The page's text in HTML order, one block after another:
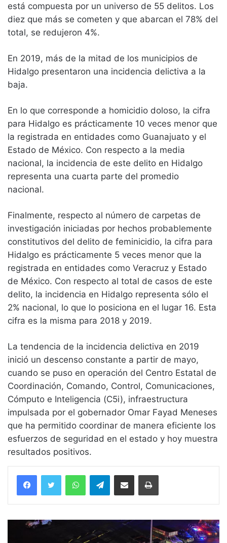
está compuesta por un universo de 55 delitos. Los
diez que más se cometen y que abarcan el 78% del
total, se redujeron 4%.
En 2019, más de la mitad de los municipios de
Hidalgo presentaron una incidencia delictiva a la
baja.
En lo que corresponde a homicidio doloso, la cifra
para Hidalgo es prácticamente 10 veces menor que
la registrada en entidades como Guanajuato y el
Estado de México. Con respecto a la media
nacional, la incidencia de este delito en Hidalgo
representa una cuarta parte del promedio
nacional.
Finalmente, respecto al número de carpetas de
investigación iniciadas por hechos probablemente
constitutivos del delito de feminicidio, la cifra para
Hidalgo es prácticamente 5 veces menor que la
registrada en entidades como Veracruz y Estado
de México. Con respecto al total de casos de este
delito, la incidencia en Hidalgo representa sólo el
2% nacional, lo que lo posiciona en el lugar 16. Esta
cifra es la misma para 2018 y 2019.
La tendencia de la incidencia delictiva en 2019
inició un descenso constante a partir de mayo,
cuando se puso en operación del Centro Estatal de
Coordinación, Comando, Control, Comunicaciones,
Cómputo e Inteligencia (C5i), infraestructura
impulsada por el gobernador Omar Fayad Meneses
que ha permitido coordinar de manera eficiente los
esfuerzos de seguridad en el estado y hoy muestra
resultados positivos.
WhatsAppTelegramCompartir vía email Imprimir